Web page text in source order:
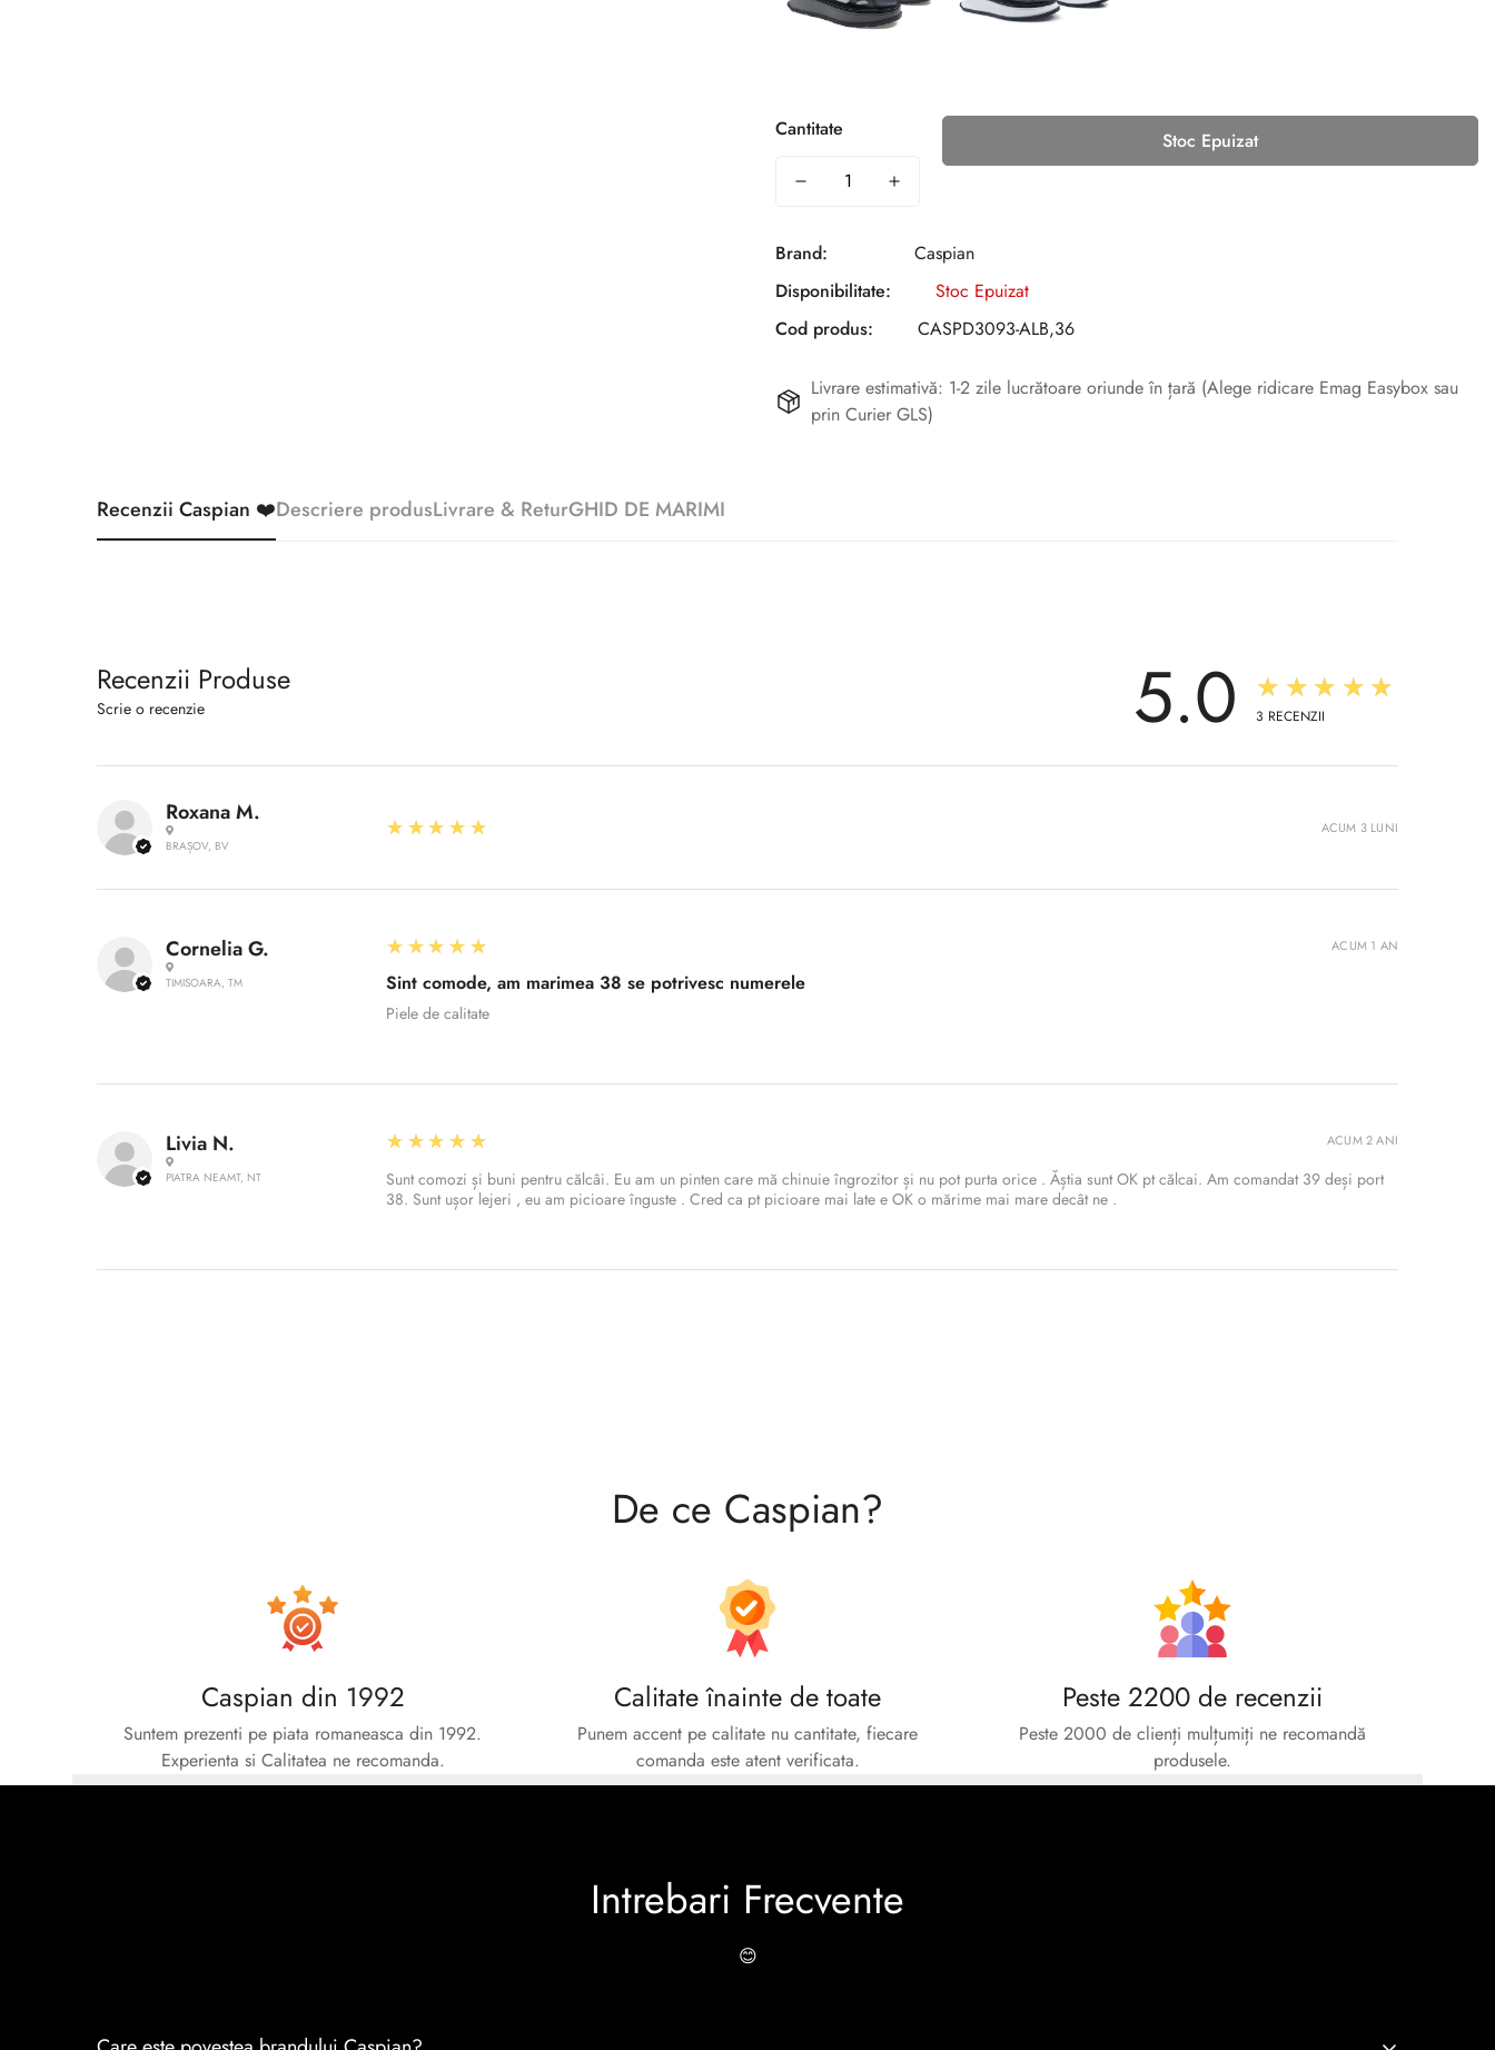
Cantitate Stoc Epuizat
Brand:
Caspian
Disponibilitate:
Stoc Epuizat
Cod produs:
CASPD3093-ALB,36
Livrare estimativă: 1-2 zile lucrătoare oriunde în țară (Alege ridicare Emag Easybox sau
prin Curier GLS)
Recenzii Caspian ❤️Descriere produsLivrare & ReturGHID DE MARIMI
Recenzii Produse
Scrie o recenzie 5.0 ★★★★★
3 RECENZII
Roxana M.
BRAȘOV, BV
5
★★★★★ ACUM 3 LUNI
Cornelia G.
TIMISOARA, TM
5
★★★★★
Sint comode, am marimea 38 se potrivesc numerele
Piele de calitate
ACUM 1 AN
Livia N.
PIATRA NEAMT, NT
5
★★★★★
Sunt comozi și buni pentru călcâi. Eu am un pinten care mă chinuie îngrozitor și nu pot purta orice . Ăștia sunt OK pt călcai. Am comandat 39 deși port
38. Sunt ușor lejeri , eu am picioare înguste . Cred ca pt picioare mai late e OK o mărime mai mare decât ne .
ACUM 2 ANI
De ce Caspian?
Caspian din 1992
Suntem prezenti pe piata romaneasca din 1992.
Experienta si Calitatea ne recomanda.
Calitate înainte de toate
Punem accent pe calitate nu cantitate, fiecare
comanda este atent verificata.
Peste 2200 de recenzii
Peste 2000 de clienți mulțumiți ne recomandă
produsele.
Intrebari Frecvente
😊
Confirm your age